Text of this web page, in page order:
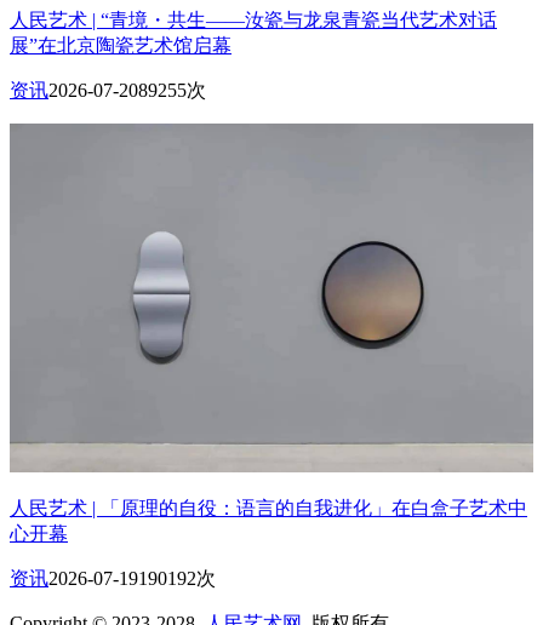
人民艺术 | “青境・共生——汝瓷与龙泉青瓷当代艺术对话
展”在北京陶瓷艺术馆启幕
资讯2026-07-2089255次
人民艺术 | 「原理的自役：语言的自我进化」在白盒子艺术中
心开幕
资讯2026-07-19190192次